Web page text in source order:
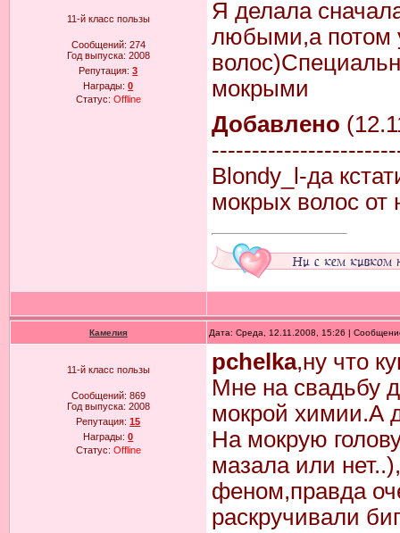
11-й класс пользы
Сообщений: 274
Год выпуска: 2008
Репутация:3
Награды:0
Статус: Offline
Я делала
любыми,а потом
мокрыми
Добавлено
Blondy_l-да
мокрых волос от
Камелия Дата: Среда, 12.11.2008, 15:26 |
11-й класс пользы
Сообщений: 869
Год выпуска: 2008
Репутация:15
Награды:0
Статус: Offline
pchelka,ну что
Мне на свадьбу
мокрой химии.А
На мокрую
мазала или
феном,правда
раскручивали